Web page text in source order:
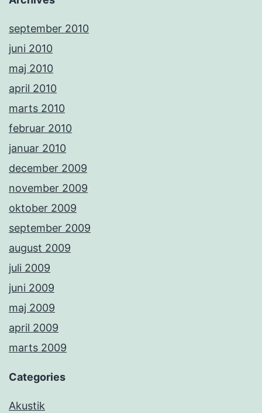
september 2010
juni 2010
maj 2010
april 2010
marts 2010
februar 2010
januar 2010
december 2009
november 2009
oktober 2009
september 2009
august 2009
juli 2009
juni 2009
maj 2009
april 2009
marts 2009
Categories
Akustik